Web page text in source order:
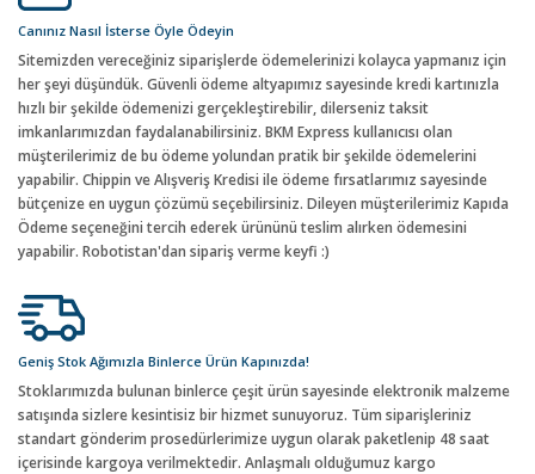
Canınız Nasıl İsterse Öyle Ödeyin
Sitemizden vereceğiniz siparişlerde ödemelerinizi kolayca yapmanız için
her şeyi düşündük. Güvenli ödeme altyapımız sayesinde kredi kartınızla
hızlı bir şekilde ödemenizi gerçekleştirebilir, dilerseniz taksit
imkanlarımızdan faydalanabilirsiniz. BKM Express kullanıcısı olan
müşterilerimiz de bu ödeme yolundan pratik bir şekilde ödemelerini
yapabilir. Chippin ve Alışveriş Kredisi ile ödeme fırsatlarımız sayesinde
bütçenize en uygun çözümü seçebilirsiniz. Dileyen müşterilerimiz Kapıda
Ödeme seçeneğini tercih ederek ürününü teslim alırken ödemesini
yapabilir. Robotistan'dan sipariş verme keyfi :)
Geniş Stok Ağımızla Binlerce Ürün Kapınızda!
Stoklarımızda bulunan binlerce çeşit ürün sayesinde elektronik malzeme
satışında sizlere kesintisiz bir hizmet sunuyoruz. Tüm siparişleriniz
standart gönderim prosedürlerimize uygun olarak paketlenip 48 saat
içerisinde kargoya verilmektedir. Anlaşmalı olduğumuz kargo